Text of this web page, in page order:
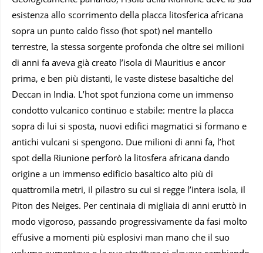
esistenza allo scorrimento della placca litosferica africana
sopra un punto caldo fisso (hot spot) nel mantello
terrestre, la stessa sorgente profonda che oltre sei milioni
di anni fa aveva già creato l’isola di Mauritius e ancor
prima, e ben più distanti, le vaste distese basaltiche del
Deccan in India. L’hot spot funziona come un immenso
condotto vulcanico continuo e stabile: mentre la placca
sopra di lui si sposta, nuovi edifici magmatici si formano e
antichi vulcani si spengono. Due milioni di anni fa, l’hot
spot della Riunione perforò la litosfera africana dando
origine a un immenso edificio basaltico alto più di
quattromila metri, il pilastro su cui si regge l’intera isola, il
Piton des Neiges. Per centinaia di migliaia di anni eruttò in
modo vigoroso, passando progressivamente da fasi molto
effusive a momenti più esplosivi man mano che il suo